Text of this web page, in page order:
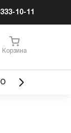
10-11
Корзина